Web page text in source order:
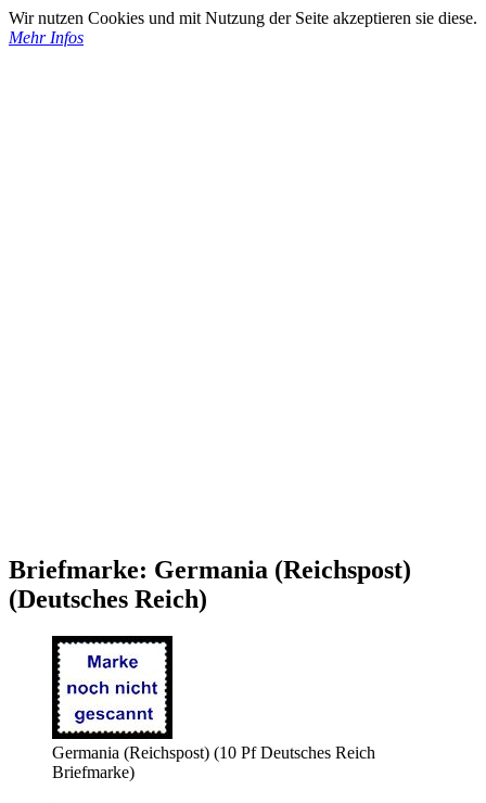
Wir nutzen Cookies und mit Nutzung der Seite akzeptieren sie diese.
Mehr Infos
Briefmarke: Germania (Reichspost)
(Deutsches Reich)
Germania (Reichspost) (10 Pf Deutsches Reich
Briefmarke)